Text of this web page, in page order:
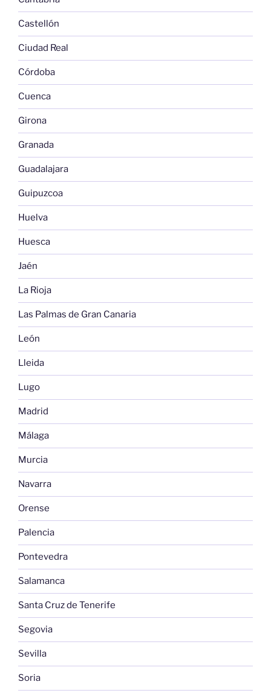
Castellón
Ciudad Real
Córdoba
Cuenca
Girona
Granada
Guadalajara
Guipuzcoa
Huelva
Huesca
Jaén
La Rioja
Las Palmas de Gran Canaria
León
Lleida
Lugo
Madrid
Málaga
Murcia
Navarra
Orense
Palencia
Pontevedra
Salamanca
Santa Cruz de Tenerife
Segovia
Sevilla
Soria